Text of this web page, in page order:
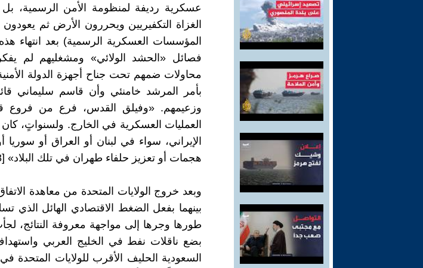
عسكرية رديفة لمنظومة الأمن الرسمية،
الغزاة التكفيريين ويحررون الأرض ثم
المؤسسات العسكرية الرسمية) بعد انتهاء
فصائل «الحشد الولائي» ومشغليهم لم
محاولات ضمهم تحت جناح أجهزة الدولة
بأمر المرشد خامنئي وأن قاسم سليماني
وزعيمهم. «وفيلق القدس، فرع من فروع
العمليات العسكرية في الخارج. ولسنواتٍ، كان
الإيراني، سواء في لبنان أو العراق أو
هجمات أو تعزيز حلفاء طهران في تلك البلاد» [3].
وبعد خروج الولايات المتحدة من معاهدة
بينهما بفعل الضغط الاقتصادي الهائل الذي
طورها وجرها إلى مواجهة معروفة النتائج،
بضع ناقلات نفط في الخليج العربي
السعودية الحليف الأقرب للولايات المتحدة